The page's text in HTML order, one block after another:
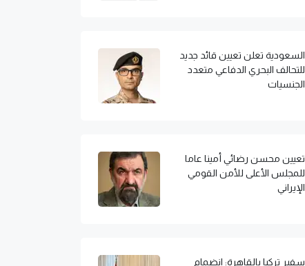
السعودية تعلن تعيين قائد جديد
للتحالف البحري الدفاعي متعدد
الجنسيات
تعيين محسن رضائي أمينا عاما
للمجلس الأعلى للأمن القومي
الإيراني
سفير تركيا بالقاهرة: انضمام